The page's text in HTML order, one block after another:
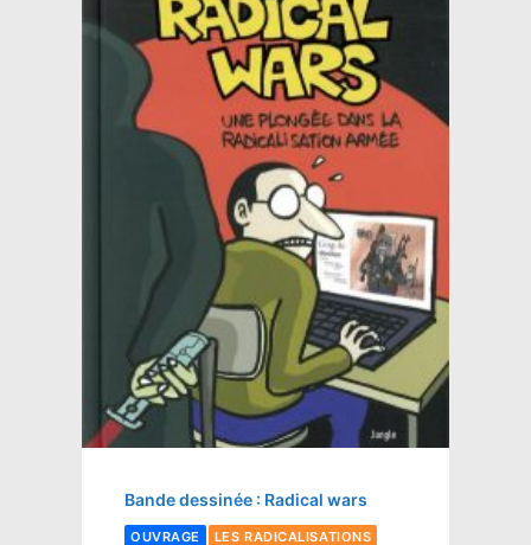
Bande dessinée : Radical wars
OUVRAGE LES RADICALISATIONS